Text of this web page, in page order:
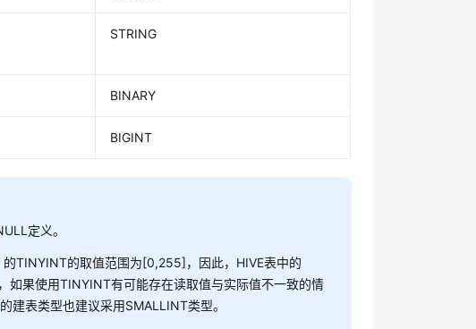
STRING
BINARY
BIGINT
定义。
TINYINT的取值范围为[0,255]，因此，HIVE表中的
果使用TINYINT有可能存在读取值与实际值不一致的情
建表类型也建议采用SMALLINT类型。